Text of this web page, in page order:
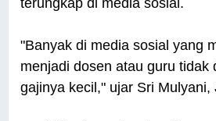
terungkap di media sosial.
"Banyak di media sosial yang
menjadi dosen atau guru tidak
gajinya kecil," ujar Sri Mulyani,